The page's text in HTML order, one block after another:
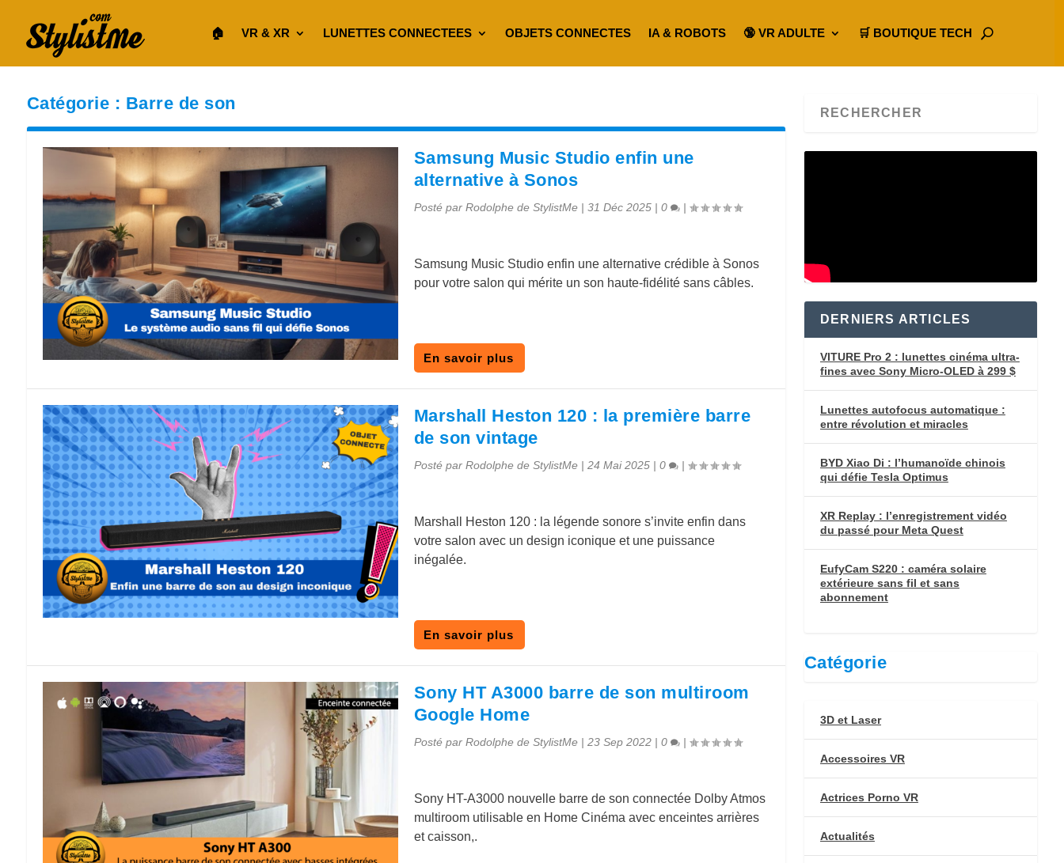
🏠︎ VR & XR LUNETTES CONNECTEES OBJETS CONNECTES IA & ROBOTS 🔞 VR ADULTE 🛒 BOUTIQUE TECH
Catégorie : Barre de son
Samsung Music Studio enfin une
alternative à Sonos
Posté par Rodolphe de StylistMe| 31 Déc 2025| 0 |
Samsung Music Studio enfin une alternative crédible à Sonos
pour votre salon qui mérite un son haute-fidélité sans câbles.
En savoir plus
Marshall Heston 120 : la première barre
de son vintage
Posté par Rodolphe de StylistMe| 24 Mai 2025| 0 |
Marshall Heston 120 : la légende sonore s’invite enfin dans
votre salon avec un design iconique et une puissance
inégalée.
En savoir plus
Sony HT A3000 barre de son multiroom
Google Home
Posté par Rodolphe de StylistMe| 23 Sep 2022| 0 |
Sony HT-A3000 nouvelle barre de son connectée Dolby Atmos
multiroom utilisable en Home Cinéma avec enceintes arrières
et caisson,.
DERNIERS ARTICLES
VITURE Pro 2 : lunettes cinéma ultra-
fines avec Sony Micro-OLED à 299 $
Lunettes autofocus automatique :
entre révolution et miracles
BYD Xiao Di : l’humanoïde chinois
qui défie Tesla Optimus
XR Replay : l’enregistrement vidéo
du passé pour Meta Quest
EufyCam S220 : caméra solaire
extérieure sans fil et sans
abonnement
Catégorie
3D et Laser
Accessoires VR
Actrices Porno VR
Actualités